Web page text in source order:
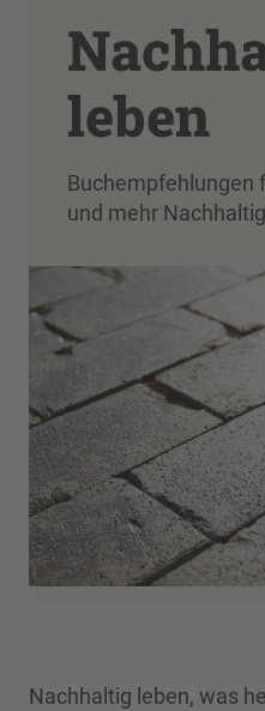
leben
Buchempfehlungen
und mehr
Nachhaltig leben, was